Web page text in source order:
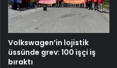
Volkswagen’in lojistik
üssünde grev: 100 işçi iş
bıraktı